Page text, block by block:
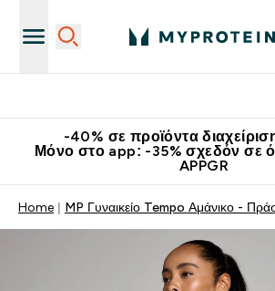
-40% σε προϊόντα
Μόνο στο app: -35% σχεδόν σε
APPGR
Home MP Γυναικείο Tempo Αμάνικο -